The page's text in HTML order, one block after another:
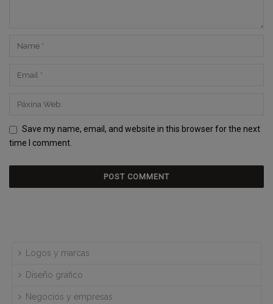
Save my name, email, and website in this browser for the next
time I comment.
Logos y marcas
Diseño gráfico
Negocios y empresas